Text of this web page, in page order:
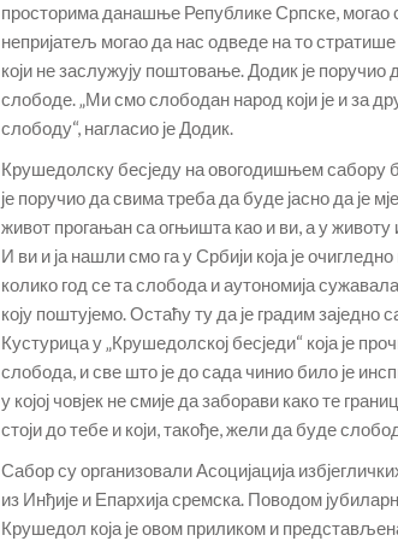
просторима данашње Републике Српске, могао
непријатељ могао да нас одведе на то
који не заслужују поштовање. Додик је
слободе. „Ми смо слободан народ који је и за
слободу“, нагласио је Додик.
Крушедолску бесједу на овогодишњем сабору
је поручио да свима треба да буде јасно да је
живот прогањан са огњишта као и ви, а у животу
И ви и ја нашли смо га у Србији која је
колико год се та слобода и аутономија
коју поштујемо. Остаћу ту да је градим
Кустурица у „Крушедолској бесједи“ која је
слобода, и све што је до сада чинио било је
у којој човјек не смије да заборави како те
стоји до тебе и који, такође, жели да буде
Сабор су организовали Асоцијација
из Инђије и Епархија сремска. Поводом
Крушедол која је овом приликом и